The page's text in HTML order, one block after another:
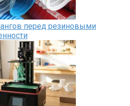
перед резиновыми